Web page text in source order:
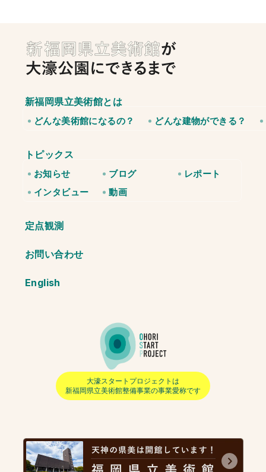
新福岡県立美術館とは
どんな美術館になるの？ どんな建物ができる？
トピックス
お知らせ ブログ
レポート
インタビュー
動画
定点観測
お問い合わせ
English
大濠スタートプロジェクトは
新福岡県立美術館整備事業の事業愛称です